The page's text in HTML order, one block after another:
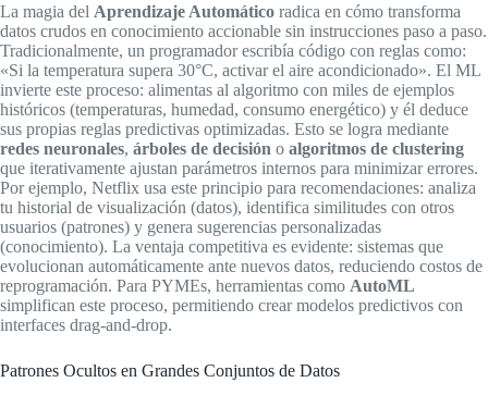
La magia del Aprendizaje Automático radica en cómo transforma
datos crudos en conocimiento accionable sin instrucciones paso a paso.
Tradicionalmente, un programador escribía código con reglas como:
«Si la temperatura supera 30°C, activar el aire acondicionado». El ML
invierte este proceso: alimentas al algoritmo con miles de ejemplos
históricos (temperaturas, humedad, consumo energético) y él deduce
sus propias reglas predictivas optimizadas. Esto se logra mediante
redes neuronales, árboles de decisión o algoritmos de clustering
que iterativamente ajustan parámetros internos para minimizar errores.
Por ejemplo, Netflix usa este principio para recomendaciones: analiza
tu historial de visualización (datos), identifica similitudes con otros
usuarios (patrones) y genera sugerencias personalizadas
(conocimiento). La ventaja competitiva es evidente: sistemas que
evolucionan automáticamente ante nuevos datos, reduciendo costos de
reprogramación. Para PYMEs, herramientas como AutoML
simplifican este proceso, permitiendo crear modelos predictivos con
interfaces drag-and-drop.
Patrones Ocultos en Grandes Conjuntos de Datos